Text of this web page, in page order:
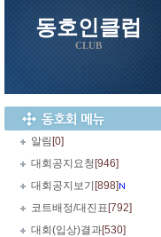
동호인클럽
CLUB
알림 [0]
대회공지요청 [946]
대회공지보기 [898]
코트배정/대진표 [792]
대회(입상)결과[530]